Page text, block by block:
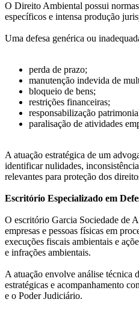
O Direito Ambiental possui
específicos e intensa produção
Uma defesa genérica ou
perda de prazo;
manutenção indevida de
bloqueio de bens;
restrições financeiras;
responsabilização
paralisação de atividades
A atuação estratégica de um
identificar nulidades,
relevantes para proteção dos
Escritório Especializado em
O escritório Garcia Sociedade de
empresas e pessoas físicas em
execuções fiscais ambientais e
e infrações ambientais.
A atuação envolve análise técnica
estratégicas e acompanhamento
e o Poder Judiciário.